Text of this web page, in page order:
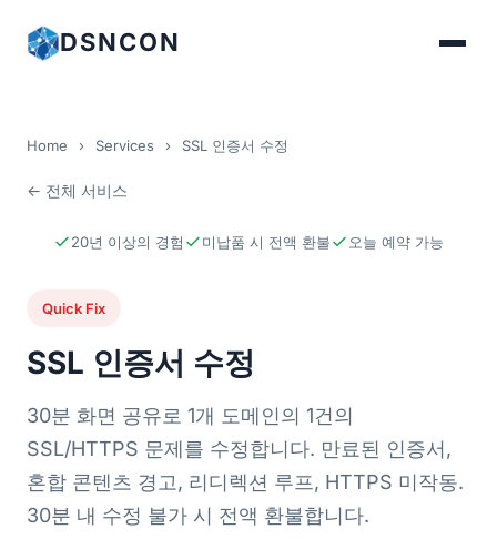
DSNCON
Home › Services › SSL 인증서 수정
← 전체 서비스
20년 이상의 경험 미납품 시 전액 환불 오늘 예약 가능
Quick Fix
SSL 인증서 수정
30분 화면 공유로 1개 도메인의 1건의
SSL/HTTPS 문제를 수정합니다. 만료된 인증서,
혼합 콘텐츠 경고, 리디렉션 루프, HTTPS 미작동.
30분 내 수정 불가 시 전액 환불합니다.